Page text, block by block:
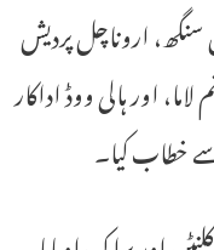
سنگھ، اروناچل پردیش
اور ہالی ووڈ اداکار
خطاب کیا۔